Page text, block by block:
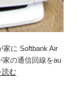
家に Softbank Air
家の通信回線をau
読む